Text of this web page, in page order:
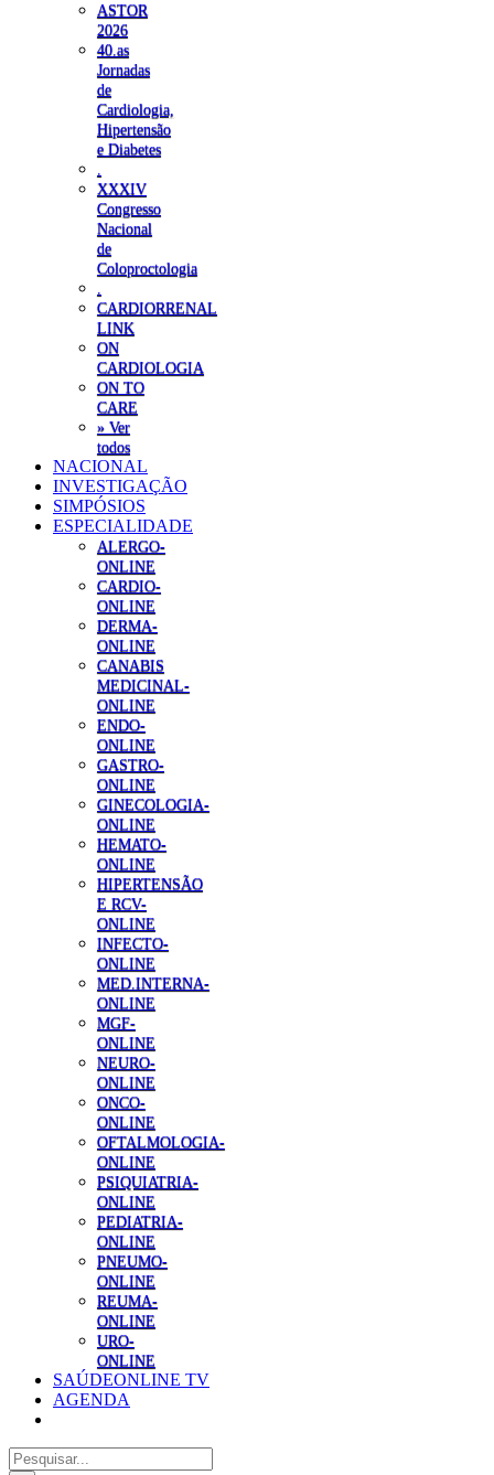
ASTOR
2026
40.as
Jornadas
de
Cardiologia,
Hipertensão
e Diabetes
XXXIV
Congresso
Nacional
de
Coloproctologia
CARDIORRENAL
LINK
ON
CARDIOLOGIA
ON TO
CARE
» Ver
todos
NACIONAL
INVESTIGAÇÃO
SIMPÓSIOS
ESPECIALIDADE
ALERGO-
ONLINE
CARDIO-
ONLINE
DERMA-
ONLINE
CANABIS
MEDICINAL-
ONLINE
ENDO-
ONLINE
GASTRO-
ONLINE
GINECOLOGIA-
ONLINE
HEMATO-
ONLINE
HIPERTENSÃO
E RCV-
ONLINE
INFECTO-
ONLINE
MED.INTERNA-
ONLINE
MGF-
ONLINE
NEURO-
ONLINE
ONCO-
ONLINE
OFTALMOLOGIA-
ONLINE
PSIQUIATRIA-
ONLINE
PEDIATRIA-
ONLINE
PNEUMO-
ONLINE
REUMA-
ONLINE
URO-
ONLINE
SAÚDEONLINE TV
AGENDA
Pesquisar